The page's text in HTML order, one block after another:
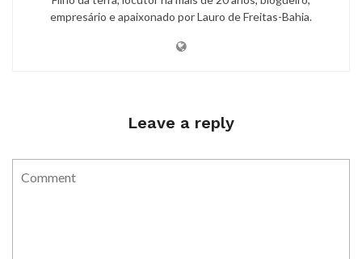
empresário e apaixonado por Lauro de Freitas-Bahia.
Leave a reply